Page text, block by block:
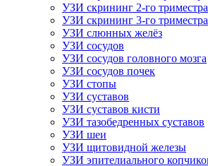
УЗИ скрининг 2-го триместра
УЗИ скрининг 3-го триместра
УЗИ слюнных желёз
УЗИ сосудов
УЗИ сосудов головного мозга
УЗИ сосудов почек
УЗИ стопы
УЗИ суставов
УЗИ суставов кисти
УЗИ тазобедренных суставов
УЗИ шеи
УЗИ щитовидной железы
УЗИ эпителиального